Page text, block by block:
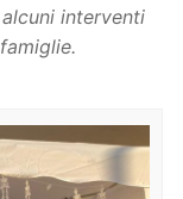
interventi